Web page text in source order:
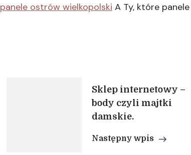
panele ostrów wielkopolski A Ty, które panele
Sklep internetowy –
body czyli majtki
damskie.
Następny wpis